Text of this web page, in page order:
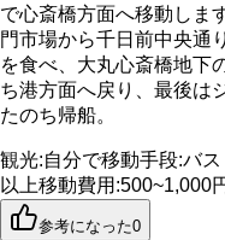
で心斎橋方面へ移動しま
門市場から千日前中央通
を食べ、大丸心斎橋地下
ち港方面へ戻り、最後は
たのち帰船。
観光:自分で移動手段:バ
以上移動費用 :500~1,000
参考になった0